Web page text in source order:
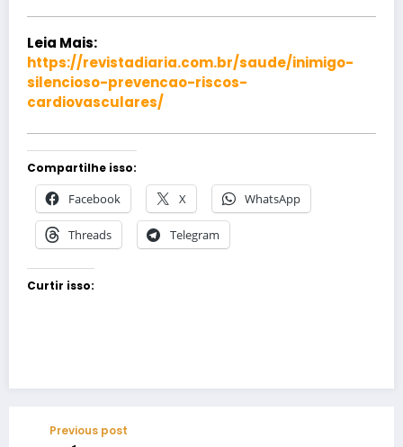
Leia Mais:
https://revistadiaria.com.br/saude/inimigo-
silencioso-prevencao-riscos-
cardiovasculares/
Compartilhe isso:
Facebook X WhatsApp
Threads Telegram
Curtir isso:
Previous post